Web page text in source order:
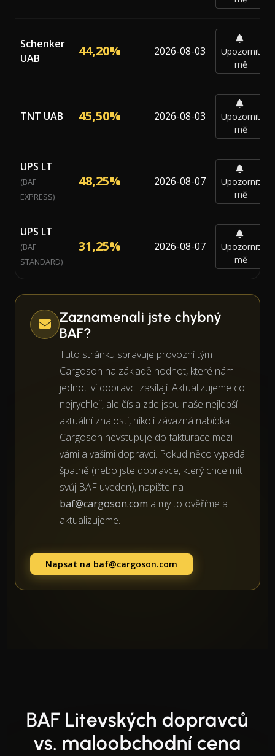
Schenker
UAB
44,20% 2026-08-03
Upozornit
mě
TNT UAB 45,50% 2026-08-03
Upozornit
mě
UPS LT
(BAF
EXPRESS)
48,25% 2026-08-07
Upozornit
mě
UPS LT
(BAF
STANDARD)
31,25% 2026-08-07
Upozornit
mě
Zaznamenali jste chybný
BAF?
Tuto stránku spravuje provozní tým
Cargoson na základě hodnot, které nám
jednotliví dopravci zasílají. Aktualizujeme co
nejrychleji, ale čísla zde jsou naše nejlepší
aktuální znalosti, nikoli závazná nabídka.
Cargoson nevstupuje do fakturace mezi
vámi a vašimi dopravci. Pokud něco vypadá
špatně (nebo jste dopravce, který chce mít
svůj BAF uveden), napište na
baf@cargoson.com a my to ověříme a
aktualizujeme.
Napsat na baf@cargoson.com
BAF Litevských dopravců
vs. maloobchodní cena